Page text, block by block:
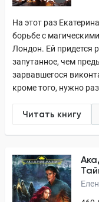
На этот раз
борьбе с
Лондон. Ей придется
запутанное, чем
зарвавшегося
кроме того, нужно
Читать книгу